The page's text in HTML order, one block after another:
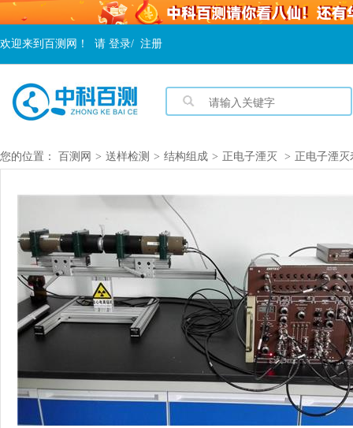
欢迎来到百测网！ 请 登录/ 注册
您的位置： 百测网 > 送样检测 > 结构组成 > 正电子湮灭 > 正电子湮灭